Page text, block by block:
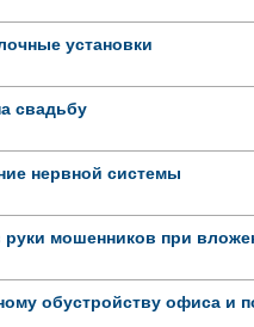
установки
свадьбу
нервной системы
руки мошенников при
обустройству офиса и